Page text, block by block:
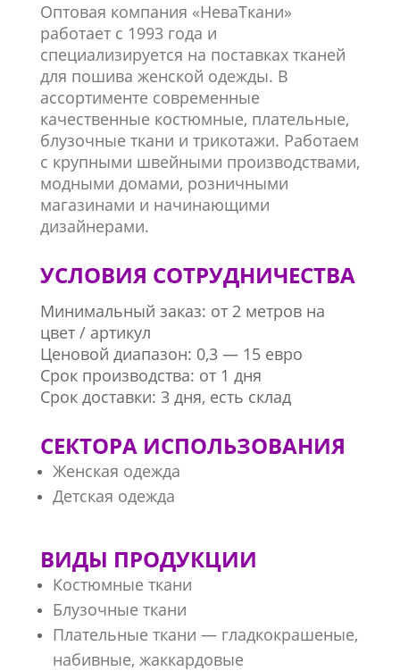
Оптовая компания «НеваТкани»
работает с 1993 года и
специализируется на поставках тканей
для пошива женской одежды. В
ассортименте современные
качественные костюмные, плательные,
блузочные ткани и трикотажи. Работаем
с крупными швейными производствами,
модными домами, розничными
магазинами и начинающими
дизайнерами.
УСЛОВИЯ СОТРУДНИЧЕСТВА
Минимальный заказ: от 2 метров на
цвет / артикул
Ценовой диапазон: 0,3 — 15 евро
Срок производства: от 1 дня
Срок доставки: 3 дня, есть склад
СЕКТОРА ИСПОЛЬЗОВАНИЯ
Женская одежда
Детская одежда
ВИДЫ ПРОДУКЦИИ
Костюмные ткани
Блузочные ткани
Плательные ткани — гладкокрашеные,
набивные, жаккардовые